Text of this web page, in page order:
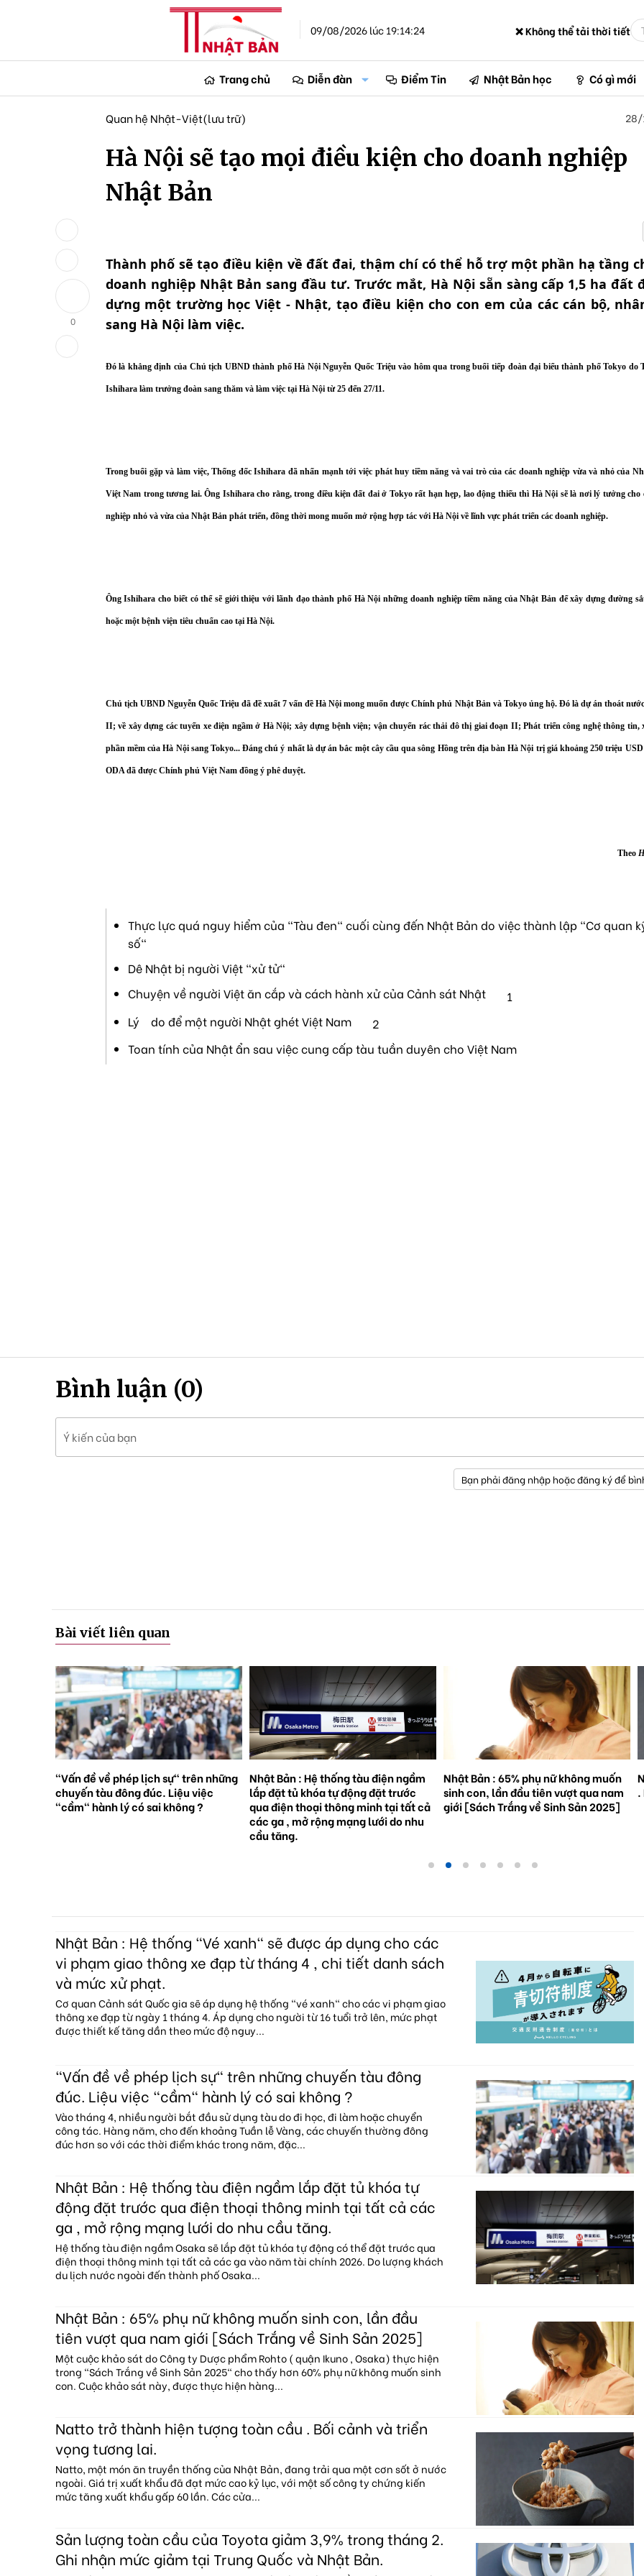
09/08/2026 lúc 19:14:24 ❌ Không thể tải thời tiết
Trang chủ Diễn đàn Điểm Tin Nhật Bản học Có gì mới
0
Quan hệ Nhật-Việt(lưu trữ) 28/
Hà Nội sẽ tạo mọi điều kiện cho doanh nghiệp
Nhật Bản
Thành phố sẽ tạo điều kiện về đất đai, thậm chí có thể hỗ trợ một phần hạ tầng
doanh nghiệp Nhật Bản sang đầu tư. Trước mắt, Hà Nội sẵn sàng cấp 1,5 ha đất
dựng một trường học Việt - Nhật, tạo điều kiện cho con em của các cán bộ,
sang Hà Nội làm việc.
Đó là khẳng định của Chủ tịch UBND thành phố Hà Nội Nguyễn Quốc Triệu vào hôm qua trong buổi tiếp đoàn đại biểu thành phốTokyo do
Ishihara làm trưởng đoàn sang thăm và làm việc tại Hà Nội từ 25 đến 27/11.
Trong buổi gặp và làm việc, Thống đốc Ishihara đã nhấn mạnh tới việc phát huy tiềm năng và vai trò của các doanh nghiệp vừa và nhỏ của
ViệtNam trong tương lai. Ông Ishihara cho rằng, trong điều kiện đất đai ở Tokyo rất hạn hẹp, lao động thiếu thì Hà Nội sẽ là nơi lý tưởng cho
nghiệp nhỏ và vừa của Nhật Bản phát triển, đồng thời mong muốn mở rộng hợp tác với Hà Nội về lĩnh vực phát triển các doanh nghiệp.
Ông Ishihara cho biết có thể sẽ giới thiệu với lãnh đạo thành phố Hà Nội những doanh nghiệp tiềm năng của Nhật Bản để xây dựng đường
hoặc một bệnh viện tiêu chuẩn cao tại Hà Nội.
Chủ tịch UBND Nguyễn Quốc Triệu đã đề xuất 7 vấn đề Hà Nội mong muốn được Chính phủ Nhật Bản và Tokyo ủng hộ. Đó là dự án thoát
II; về xây dựng các tuyến xe điện ngầm ở Hà Nội; xây dựng bệnh viện; vận chuyển rác thải đô thị giai đoạn II; Phát triển công nghệ thông tin,
phần mềm của Hà Nội sang Tokyo... Đáng chú ý nhất là dự án bắc một cây cầu qua sông Hồng trên địa bàn Hà Nội trị giá khoảng 250 triệu
ODA đã được Chính phủ Việt Nam đồng ý phê duyệt.
Theo
Thực lực quá nguy hiểm của "Tàu đen" cuối cùng đến Nhật Bản do việc thành lập "Cơ quan
số"
Dê Nhật bị người Việt "xử tử"
Chuyện về người Việt ăn cắp và cách hành xử của Cảnh sát Nhật
1
Lý do để một người Nhật ghét Việt Nam
2
Toan tính của Nhật ẩn sau việc cung cấp tàu tuần duyên cho Việt Nam
Bình luận (0)
Ý kiến của bạn
Bạn phải đăng nhập hoặc đăng ký để
Bài viết liên quan
Nhật Bản : Hệ thống tàu điện ngầm
lắp đặt tủ khóa tự động đặt trước
qua điện thoại thông minh tại tất cả
Nhật Bản : 65% phụ nữ không muốn
sinh con, lần đầu tiên vượt qua nam
giới [Sách Trắng về Sinh Sản 2025]
Natto trở thành hiện tượng toàn cầu
. Bối cảnh và triển vọng tương lai.
Nhật Bản : Hệ thống "Vé xanh" sẽ được áp dụng cho các
vi phạm giao thông xe đạp từ tháng 4 , chi tiết danh sách
và mức xử phạt.
Cơ quan Cảnh sát Quốc gia sẽ áp dụng hệ thống "vé xanh" cho các vi phạm giao
thông xe đạp từ ngày 1 tháng 4. Áp dụng cho người từ 16 tuổi trở lên, mức phạt
được thiết kế tăng dần theo mức độ nguy...
"Vấn đề về phép lịch sự" trên những chuyến tàu đông
đúc. Liệu việc "cầm" hành lý có sai không ?
Vào tháng 4, nhiều người bắt đầu sử dụng tàu do đi học, đi làm hoặc chuyển
công tác. Hàng năm, cho đến khoảng Tuần lễ Vàng, các chuyến thường đông
đúc hơn so với các thời điểm khác trong năm, đặc...
Nhật Bản : Hệ thống tàu điện ngầm lắp đặt tủ khóa tự
động đặt trước qua điện thoại thông minh tại tất cả các
ga , mở rộng mạng lưới do nhu cầu tăng.
Hệ thống tàu điện ngầm Osaka sẽ lắp đặt tủ khóa tự động có thể đặt trước qua
điện thoại thông minh tại tất cả các ga vào năm tài chính 2026. Do lượng khách
du lịch nước ngoài đến thành phố Osaka...
Nhật Bản : 65% phụ nữ không muốn sinh con, lần đầu
tiên vượt qua nam giới [Sách Trắng về Sinh Sản 2025]
Một cuộc khảo sát do Công ty Dược phẩm Rohto ( quận Ikuno , Osaka) thực hiện
trong "Sách Trắng về Sinh Sản 2025" cho thấy hơn 60% phụ nữ không muốn sinh
con. Cuộc khảo sát này, được thực hiện hàng...
Natto trở thành hiện tượng toàn cầu . Bối cảnh và triển
vọng tương lai.
Natto, một món ăn truyền thống của Nhật Bản, đang trải qua một cơn sốt ở nước
ngoài. Giá trị xuất khẩu đã đạt mức cao kỷ lục, với một số công ty chứng kiến
mức tăng xuất khẩu gấp 60 lần. Các cửa...
Sản lượng toàn cầu của Toyota giảm 3,9% trong tháng 2.
Ghi nhận mức giảm tại Trung Quốc và Nhật Bản.